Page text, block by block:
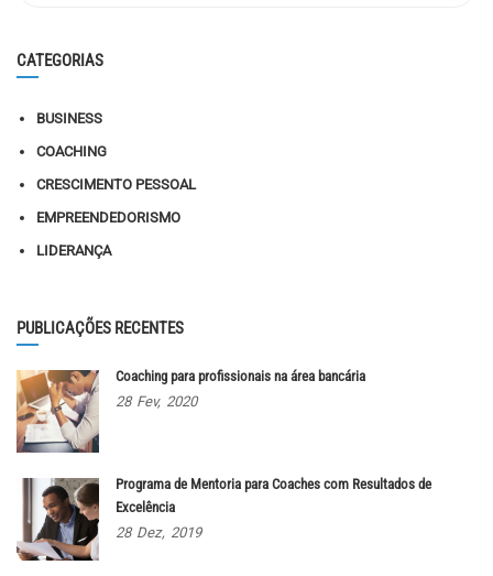
CATEGORIAS
BUSINESS
COACHING
CRESCIMENTO PESSOAL
EMPREENDEDORISMO
LIDERANÇA
PUBLICAÇÕES RECENTES
Coaching para profissionais na área bancária
28 Fev, 2020
Programa de Mentoria para Coaches com Resultados de
Excelência
28 Dez, 2019